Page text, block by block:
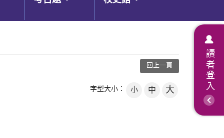
讀者登入
回上一頁
字型大小： 小 中 大